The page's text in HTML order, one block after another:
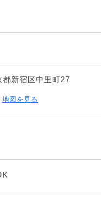
都新宿区中里町27
地図を見る